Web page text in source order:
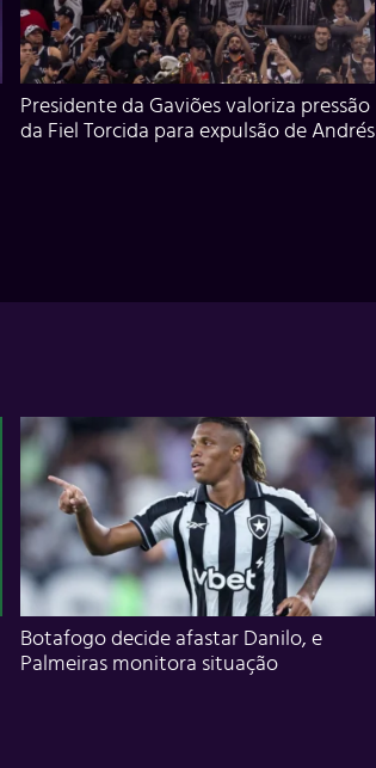
Presidente da Gaviões valoriza pressão
da Fiel Torcida para expulsão de Andrés
Botafogo decide afastar Danilo, e
Palmeiras monitora situação